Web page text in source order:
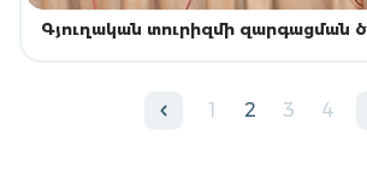
Գյուղական տուրիզմի զարգացման
1 2 3 4